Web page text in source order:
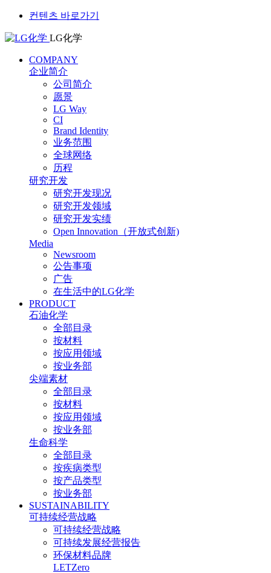
컨텐츠 바로가기
LG化学
COMPANY
企业简介
公司简介
愿景
LG Way
CI
Brand Identity
业务范围
全球网络
历程
研究开发
研究开发现况
研究开发领域
研究开发实绩
Open Innovation（开放式创新)
Media
Newsroom
公告事项
广告
在生活中的LG化学
PRODUCT
石油化学
全部目录
按材料
按应用领域
按业务部
尖端素材
全部目录
按材料
按应用领域
按业务部
生命科学
全部目录
按疾病类型
按产品类型
按业务部
SUSTAINABILITY
可持续经营战略
可持续经营战略
可持续发展经营报告​
环保材料品牌
LETZero